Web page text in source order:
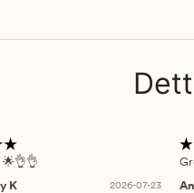
K
2026-07-23